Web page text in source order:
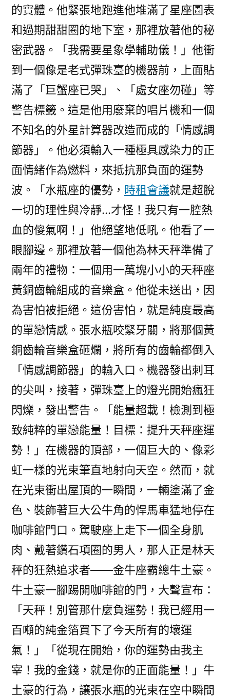
的實體。他緊張地跑進他堆滿了星座圖表
和過期甜甜圈的地下室，那裡放著他的秘
密武器。「我需要星象學輔助儀！」他衝
到一個像是老式彈珠臺的機器前，上面貼
滿了「巨蟹座已哭」、「處女座勿碰」等
警告標籤。這是他用廢棄的唱片機和一個
不知名的外星計算器改造而成的「情感調
節器」。他必須輸入一種極具感染力的正
面情緒作為燃料，來抵抗那負面的運勢
波。「水瓶座的優勢， 時租會議就是超脫
一切的理性與冷靜…才怪！我只有一腔熱
血的傻氣啊！」他絕望地低吼。他看了一
眼腳邊。那裡放著一個他為林天秤準備了
兩年的禮物：一個用一萬塊小小的天秤座
黃銅齒輪組成的音樂盒。他從未送出，因
為害怕被拒絕。這份害怕，就是純度最高
的單戀情感。張水瓶咬緊牙關，將那個黃
銅齒輪音樂盒砸爛，將所有的齒輪都倒入
「情感調節器」的輸入口。機器發出刺耳
的尖叫，接著，彈珠臺上的燈光開始瘋狂
閃爍，發出警告。「能量超載！檢測到極
致純粹的單戀能量！目標：提升天秤座運
勢！」在機器的頂部，一個巨大的、像彩
虹一樣的光束筆直地射向天空。然而，就
在光束衝出屋頂的一瞬間，一輛塗滿了金
色、裝飾著巨大公牛角的悍馬車猛地停在
咖啡館門口。駕駛座上走下一個全身肌
肉、戴著鑽石項圈的男人，那人正是林天
秤的狂熱追求者——金牛座霸總牛土豪。
牛土豪一腳踢開咖啡館的門，大聲宣布：
「天秤！別管那什麼負運勢！我已經用一
百噸的純金箔買下了今天所有的壞運
氣！」「從現在開始，你的運勢由我主
宰！我的金錢，就是你的正面能量！」牛
土豪的行為，讓張水瓶的光束在空中瞬間